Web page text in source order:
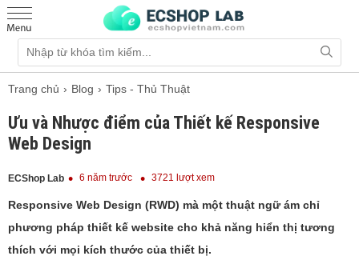
Trang chủ Blog Tips - Thủ Thuật
Ưu và Nhược điểm của Thiết kế Responsive
Web Design
ECShop Lab 6 năm trước 3721 lượt xem
Responsive Web Design (RWD) mà một thuật ngữ ám chỉ
phương pháp thiết kế website cho khả năng hiển thị tương
thích với mọi kích thước của thiết bị.